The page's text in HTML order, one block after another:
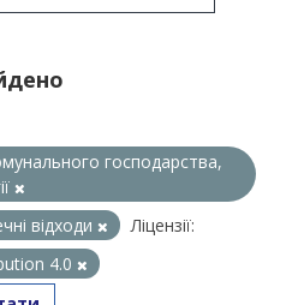
господарства,
відходи
Ліцензії:
4.0